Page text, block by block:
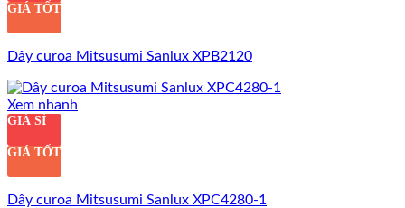
GIÁ TỐT
Dây curoa Mitsusumi Sanlux XPB2120
Xem nhanh
GIÁ SỈ
GIÁ TỐT
Dây curoa Mitsusumi Sanlux XPC4280-1